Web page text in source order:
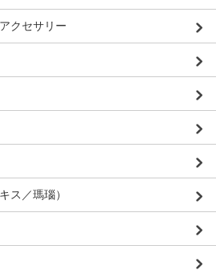
クセサリー
ス／瑪瑙）